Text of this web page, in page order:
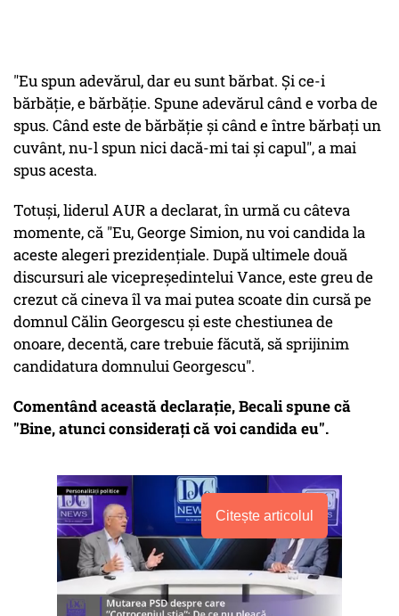
"Eu spun adevărul, dar eu sunt bărbat. Și ce-i
bărbăție, e bărbăție. Spune adevărul când e vorba de
spus. Când este de bărbăție și când e între bărbați un
cuvânt, nu-l spun nici dacă-mi tai și capul", a mai
spus acesta.
Totuși, liderul AUR a declarat, în urmă cu câteva
momente, că "Eu, George Simion, nu voi candida la
aceste alegeri prezidenţiale. După ultimele două
discursuri ale vicepreşedintelui Vance, este greu de
crezut că cineva îl va mai putea scoate din cursă pe
domnul Călin Georgescu şi este chestiunea de
onoare, decentă, care trebuie făcută, să sprijinim
candidatura domnului Georgescu".
Comentând această declarație, Becali spune că
"Bine, atunci considerați că voi candida eu".
Citește articolul